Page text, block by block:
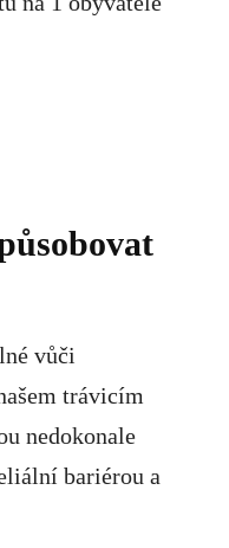
vůči
trávicím
nedokonale
bariérou a